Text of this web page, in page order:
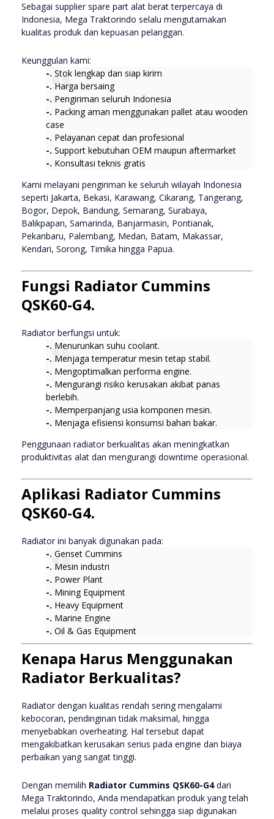
Sebagai supplier spare part alat berat terpercaya di
Indonesia, Mega Traktorindo selalu mengutamakan
kualitas produk dan kepuasan pelanggan.
Keunggulan kami:
-. Stok lengkap dan siap kirim
-. Harga bersaing
-. Pengiriman seluruh Indonesia
-. Packing aman menggunakan pallet atau wooden
case
-. Pelayanan cepat dan profesional
-. Support kebutuhan OEM maupun aftermarket
-. Konsultasi teknis gratis
Kami melayani pengiriman ke seluruh wilayah Indonesia
seperti Jakarta, Bekasi, Karawang, Cikarang, Tangerang,
Bogor, Depok, Bandung, Semarang, Surabaya,
Balikpapan, Samarinda, Banjarmasin, Pontianak,
Pekanbaru, Palembang, Medan, Batam, Makassar,
Kendari, Sorong, Timika hingga Papua.
Fungsi Radiator Cummins
QSK60-G4.
Radiator berfungsi untuk:
-. Menurunkan suhu coolant.
-. Menjaga temperatur mesin tetap stabil.
-. Mengoptimalkan performa engine.
-. Mengurangi risiko kerusakan akibat panas
berlebih.
-. Memperpanjang usia komponen mesin.
-. Menjaga efisiensi konsumsi bahan bakar.
Penggunaan radiator berkualitas akan meningkatkan
produktivitas alat dan mengurangi downtime operasional.
Aplikasi Radiator Cummins
QSK60-G4.
Radiator ini banyak digunakan pada:
-. Genset Cummins
-. Mesin industri
-. Power Plant
-. Mining Equipment
-. Heavy Equipment
-. Marine Engine
-. Oil & Gas Equipment
Kenapa Harus Menggunakan
Radiator Berkualitas?
Radiator dengan kualitas rendah sering mengalami
kebocoran, pendinginan tidak maksimal, hingga
menyebabkan overheating. Hal tersebut dapat
mengakibatkan kerusakan serius pada engine dan biaya
perbaikan yang sangat tinggi.
Dengan memilih Radiator Cummins QSK60-G4dari
Mega Traktorindo, Anda mendapatkan produk yang telah
melalui proses quality control sehingga siap digunakan